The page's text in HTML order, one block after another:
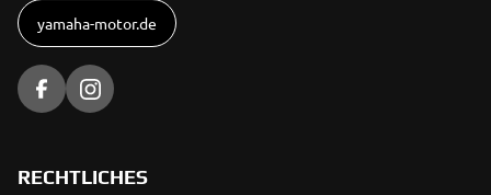
yamaha-motor.de
RECHTLICHES